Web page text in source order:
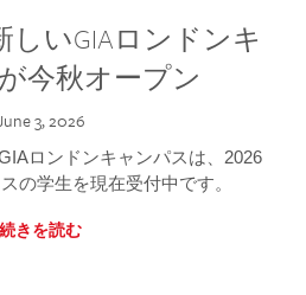
しいGIAロンドンキ
今秋オープン
3, 2026
ロンドンキャンパスは、2026
の学生を現在受付中です。
続きを読む